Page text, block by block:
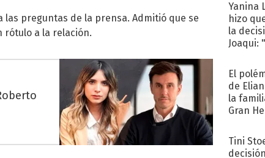
las preguntas de la prensa. Admitió que se
rótulo a la relación.
Yanina
hizo
la
Joaqui:
El
de
la
Gran
Tini